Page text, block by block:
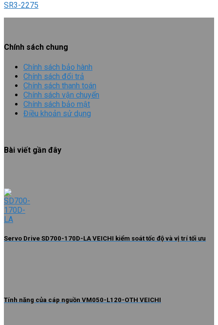
SR3-2275
Chính sách chung
Chính sách bảo hành
Chính sách đổi trả
Chính sách thanh toán
Chính sách vận chuyển
Chính sách bảo mật
Điều khoản sử dụng
Bài viết gần đây
Servo Drive SD700-170D-LA VEICHI kiểm soát tốc độ và vị trí tối ưu
Tính năng của cáp nguồn VM050-L120-OTH VEICHI